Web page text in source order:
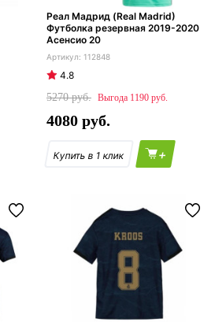
Реал Мадрид (Real Madrid)
Футболка резервная 2019-2020
Асенсио 20
112848
4.8
5270
1190
4080
+